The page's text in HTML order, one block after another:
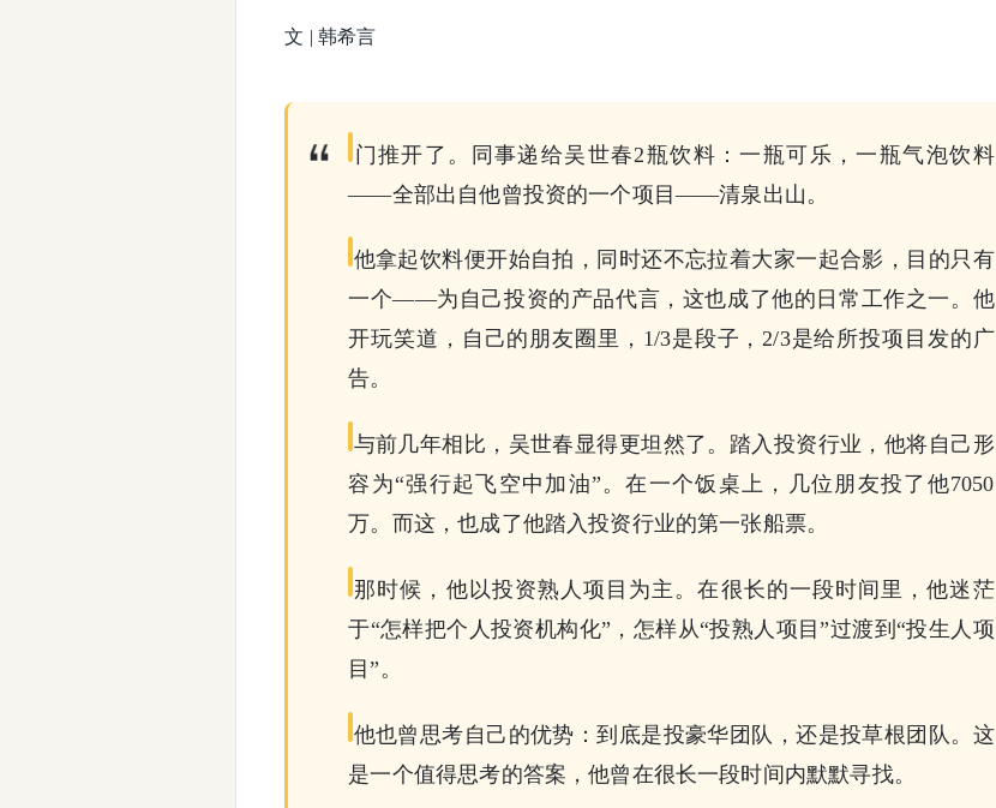
文 | 韩希言
门推开了。同事递给吴世春2瓶饮料：一瓶可乐，一瓶气泡饮料
——全部出自他曾投资的一个项目——清泉出山。
他拿起饮料便开始自拍，同时还不忘拉着大家一起合影，目的只有
一个——为自己投资的产品代言，这也成了他的日常工作之一。他
开玩笑道，自己的朋友圈里，1/3是段子，2/3是给所投项目发的广
告。
与前几年相比，吴世春显得更坦然了。踏入投资行业，他将自己形
容为“强行起飞空中加油”。在一个饭桌上，几位朋友投了他7050
万。而这，也成了他踏入投资行业的第一张船票。
那时候，他以投资熟人项目为主。在很长的一段时间里，他迷茫
于“怎样把个人投资机构化”，怎样从“投熟人项目”过渡到“投生人项
目”。
他也曾思考自己的优势：到底是投豪华团队，还是投草根团队。这
是一个值得思考的答案，他曾在很长一段时间内默默寻找。